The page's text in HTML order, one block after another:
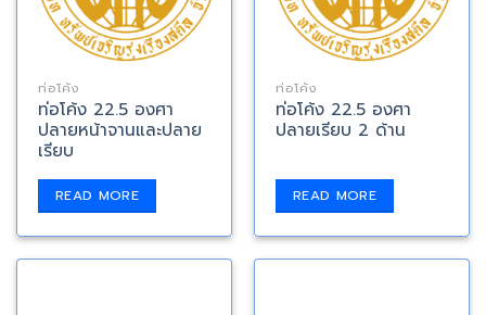
ท่อโค้ง
ท่อโค้ง 22.5 องศา
ปลายหน้าจานและปลาย
เรียบ
READ MORE
ท่อโค้ง
ท่อโค้ง 22.5 องศา
ปลายเรียบ 2 ด้าน
READ MORE